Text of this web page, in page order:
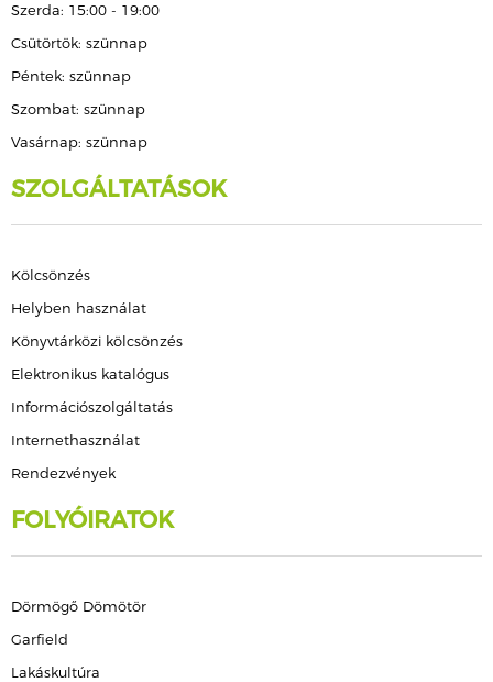
Szerda: 15:00 - 19:00
Csütörtök: szünnap
Péntek: szünnap
Szombat: szünnap
Vasárnap: szünnap
SZOLGÁLTATÁSOK
Kölcsönzés
Helyben használat
Könyvtárközi kölcsönzés
Elektronikus katalógus
Információszolgáltatás
Internethasználat
Rendezvények
FOLYÓIRATOK
Dörmögő Dömötör
Garfield
Lakáskultúra